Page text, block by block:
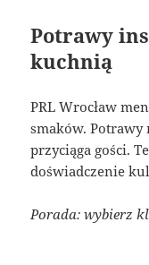
Potrawy
kuchnią
PRL Wrocław
smaków. Potrawy
przyciąga gości.
doświadczenie
Porada: wybierz